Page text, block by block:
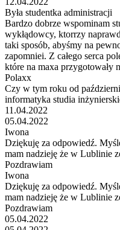
Była studentka administracji
Bardzo dobrze wspominam
wykłądowcy, ktorrzy
taki sposób, abyśmy na
zapomniei. Z całego serca
które na maxa przygotowały
Polaxx
Czy w tym roku od
informatyka studia
11.04.2022
05.04.2022
Iwona
Dziękuję za odpowiedź.
mam nadzieję że w Lublinie
Pozdrawiam
Iwona
Dziękuję za odpowiedź.
mam nadzieję że w Lublinie
Pozdrawiam
05.04.2022